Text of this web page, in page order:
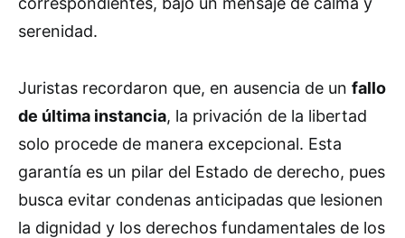
serenidad.
Juristas recordaron que, en ausencia de un fallo
de última instancia, la privación de la libertad
solo procede de manera excepcional. Esta
garantía es un pilar del Estado de derecho, pues
busca evitar condenas anticipadas que lesionen
la dignidad y los derechos fundamentales de los